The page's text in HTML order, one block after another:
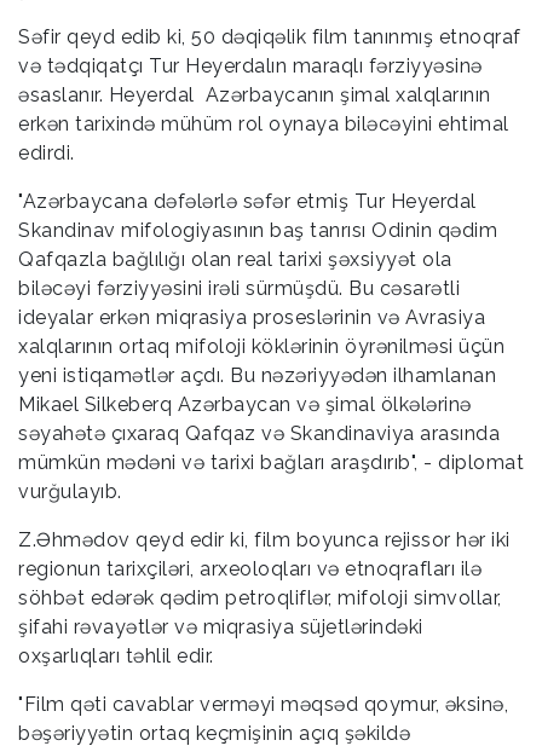
Səfir qeyd edib ki, 50 dəqiqəlik film tanınmış etnoqraf
və tədqiqatçı Tur Heyerdalın maraqlı fərziyyəsinə
əsaslanır. Heyerdal Azərbaycanın şimal xalqlarının
erkən tarixində mühüm rol oynaya biləcəyini ehtimal
edirdi.
"Azərbaycana dəfələrlə səfər etmiş Tur Heyerdal
Skandinav mifologiyasının baş tanrısı Odinin qədim
Qafqazla bağlılığı olan real tarixi şəxsiyyət ola
biləcəyi fərziyyəsini irəli sürmüşdü. Bu cəsarətli
ideyalar erkən miqrasiya proseslərinin və Avrasiya
xalqlarının ortaq mifoloji köklərinin öyrənilməsi üçün
yeni istiqamətlər açdı. Bu nəzəriyyədən ilhamlanan
Mikael Silkeberq Azərbaycan və şimal ölkələrinə
səyahətə çıxaraq Qafqaz və Skandinaviya arasında
mümkün mədəni və tarixi bağları araşdırıb", - diplomat
vurğulayıb.
Z.Əhmədov qeyd edir ki, film boyunca rejissor hər iki
regionun tarixçiləri, arxeoloqları və etnoqrafları ilə
söhbət edərək qədim petroqliflər, mifoloji simvollar,
şifahi rəvayətlər və miqrasiya süjetlərindəki
oxşarlıqları təhlil edir.
"Film qəti cavablar verməyi məqsəd qoymur, əksinə,
bəşəriyyətin ortaq keçmişinin açıq şəkildə